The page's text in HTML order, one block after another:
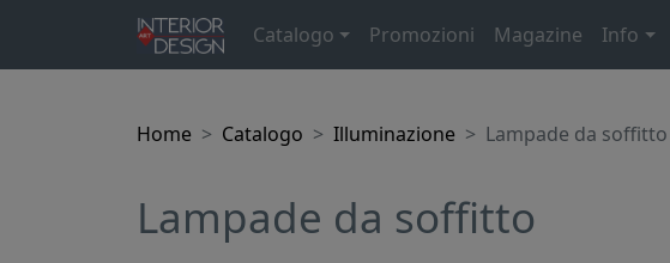
Catalogo Promozioni Magazine Info
Home Catalogo Illuminazione Lampade da soffitto
Lampade da soffitto